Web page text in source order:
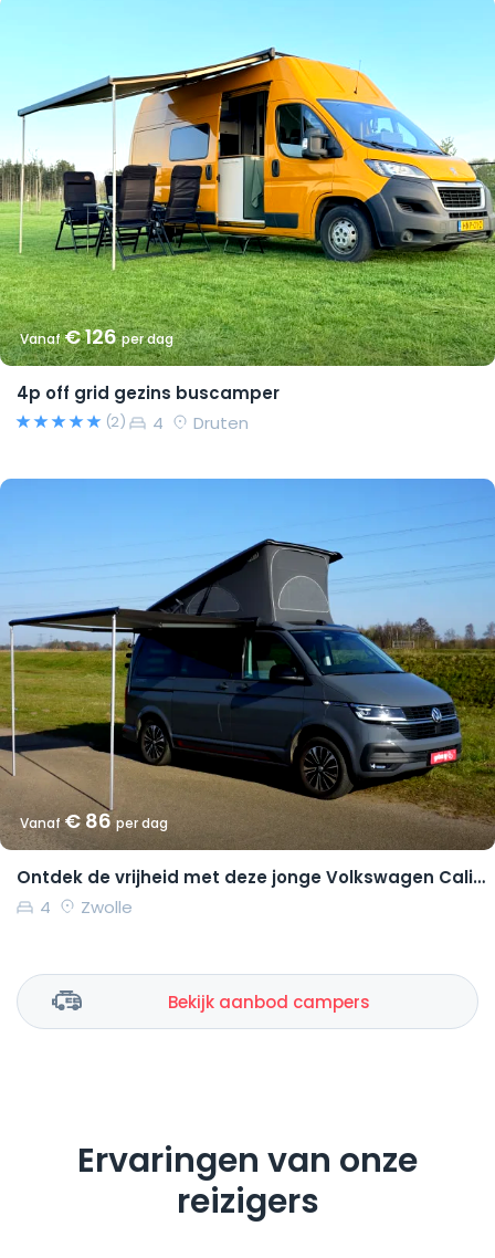
Vanaf€ 126per dag
4p off grid gezins buscamper
(2) 4 Druten
Vanaf€ 86per dag
Ontdek de vrijheid met deze jonge Volkswagen California Coast
4
Zwolle
Bekijk aanbod campers
Ervaringen van onze
reizigers